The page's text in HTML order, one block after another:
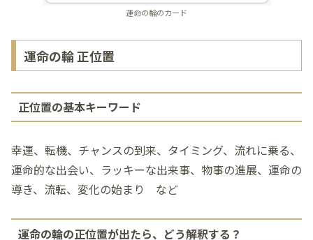
運命の輪のカード
運命の輪 正位置
正位置の基本キーワード
幸運、転機、チャンスの到来、タイミング、流れに乗る、
運命的な出会い、ラッキーな出来事、物事の進展、運命の
導き、流転、変化の始まり など
運命の輪の正位置が出たら、どう解釈する？